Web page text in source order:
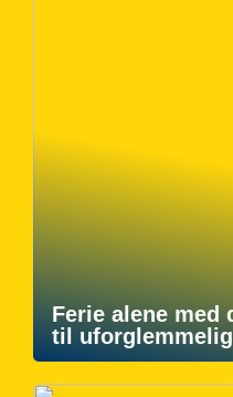
Ferie alene med
til